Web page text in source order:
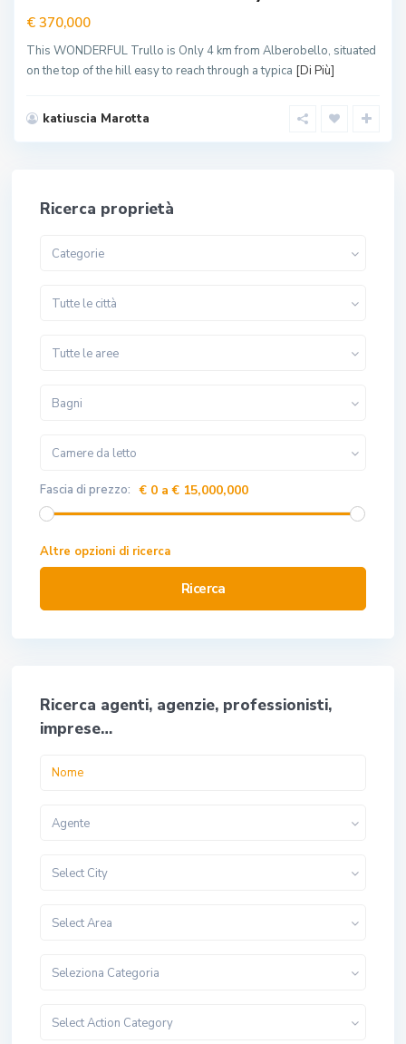
€ 370,000
This WONDERFUL Trullo is Only 4 km from Alberobello, situated
on the top of the hill easy to reach through a typica [Di Più]
katiuscia Marotta
Ricerca proprietà
Categorie
Tutte le città
Tutte le aree
Bagni
Camere da letto
Fascia di prezzo: € 0 a € 15,000,000
Altre opzioni di ricerca
Ricerca
Ricerca agenti, agenzie, professionisti,
imprese…
Agente
Select City
Select Area
Seleziona Categoria
Select Action Category